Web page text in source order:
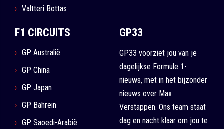
Valtteri Bottas
F1 CIRCUITS
GP Australië
GP China
GP Japan
GP Bahrein
GP Saoedi-Arabië
GP33
GP33 voorziet jou van je
dagelijkse Formule 1-
nieuws, met in het bijzonder
nieuws over Max
Verstappen. Ons team staat
dag en nacht klaar om jou te